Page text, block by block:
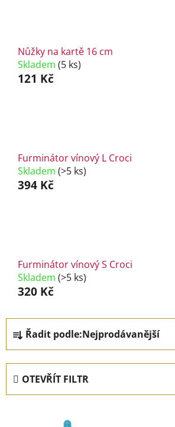
Nůžky na kartě 16 cm
Skladem (5 ks)
121 Kč
Furminátor vínový L Croci
Skladem (>5 ks)
394 Kč
Furminátor vínový S Croci
Skladem (>5 ks)
320 Kč
Ř
a
z
e
n
Řadit podle:Nejprodávanější
OTEVŘÍT FILTR